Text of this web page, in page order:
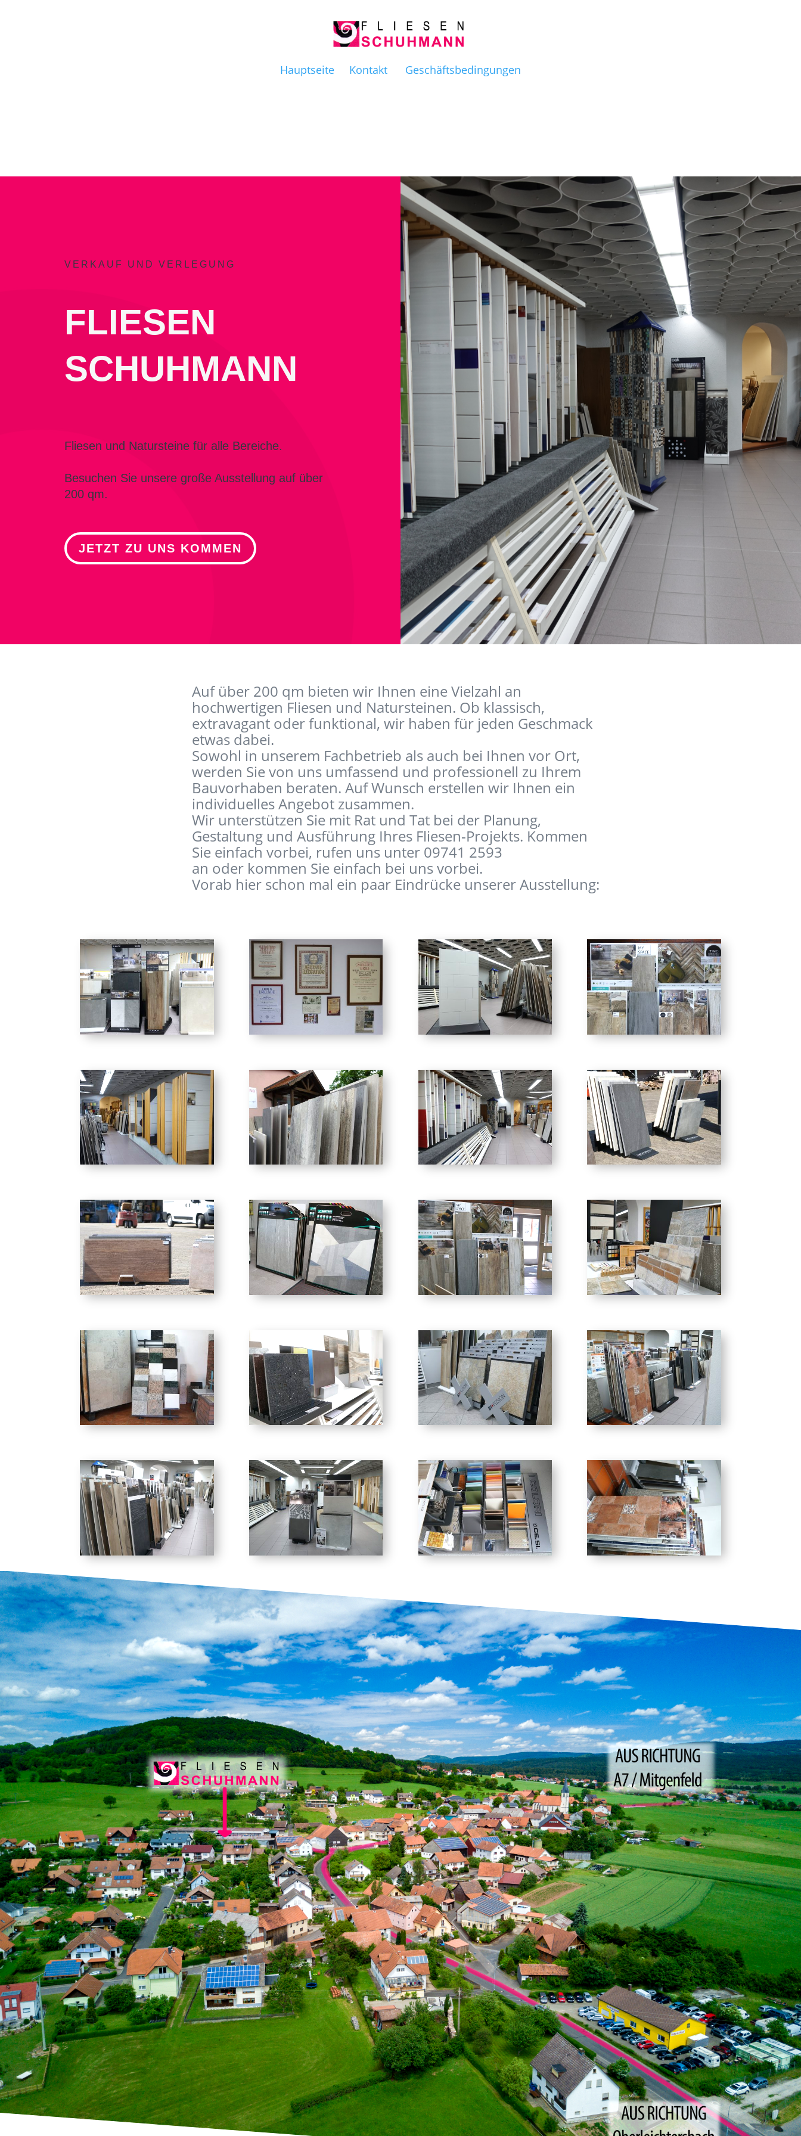
Hauptseite Kontakt Geschäftsbedingungen
VERKAUF UND VERLEGUNG
FLIESEN
SCHUHMANN
Fliesen und Natursteine für alle Bereiche.
Besuchen Sie unsere große Ausstellung auf über
200 qm.
JETZT ZU UNS KOMMEN
Auf über 200 qm bieten wir Ihnen eine Vielzahl an
hochwertigen Fliesen und Natursteinen. Ob klassisch,
extravagant oder funktional, wir haben für jeden Geschmack
etwas dabei.
Sowohl in unserem Fachbetrieb als auch bei Ihnen vor Ort,
werden Sie von uns umfassend und professionell zu Ihrem
Bauvorhaben beraten. Auf Wunsch erstellen wir Ihnen ein
individuelles Angebot zusammen.
Wir unterstützen Sie mit Rat und Tat bei der Planung,
Gestaltung und Ausführung Ihres Fliesen-Projekts. Kommen
Sie einfach vorbei, rufen uns unter 09741 2593
an oder kommen Sie einfach bei uns vorbei.
Vorab hier schon mal ein paar Eindrücke unserer Ausstellung: